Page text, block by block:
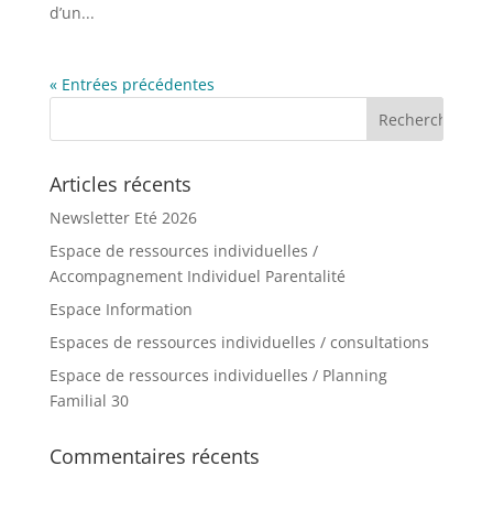
d’un...
« Entrées précédentes
Articles récents
Newsletter Eté 2026
Espace de ressources individuelles /
Accompagnement Individuel Parentalité
Espace Information
Espaces de ressources individuelles / consultations
Espace de ressources individuelles / Planning
Familial 30
Commentaires récents